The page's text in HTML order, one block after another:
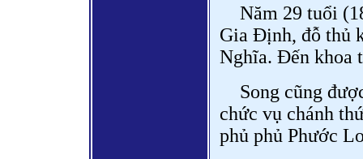
Năm 29 tuổi
Gia Định, đỗ thủ
Nghĩa. Đến khoa
Song cũng
chức vụ chánh
phủ phủ Phước